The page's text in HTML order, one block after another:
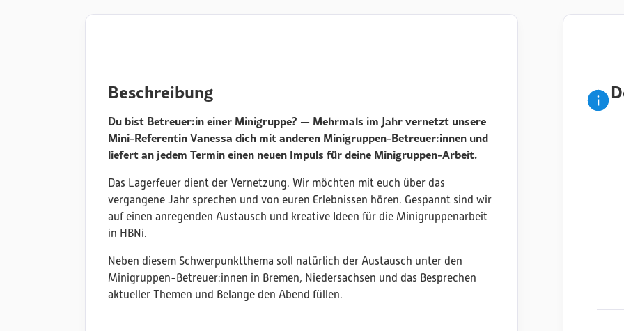
Beschreibung
Du bist Betreuer:in einer Minigruppe? — Mehrmals im Jahr vernetzt unsere
Mini-Referentin Vanessa dich mit anderen Minigruppen-Betreuer:innen und
liefert an jedem Termin einen neuen Impuls für deine Minigruppen-Arbeit.
Das Lagerfeuer dient der Vernetzung. Wir möchten mit euch über das
vergangene Jahr sprechen und von euren Erlebnissen hören. Gespannt sind wir
auf einen anregenden Austausch und kreative Ideen für die Minigruppenarbeit
in HBNi.
Neben diesem Schwerpunktthema soll natürlich der Austausch unter den
Minigruppen-Betreuer:innen in Bremen, Niedersachsen und das Besprechen
aktueller Themen und Belange den Abend füllen.